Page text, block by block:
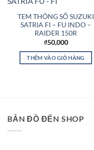
TEM THÔNG SỐ SUZUKI
SATRIA FI – FU INDO –
RAIDER 150R
₫50,000
THÊM VÀO GIỎ HÀNG
BẢN ĐỒ ĐẾN SHOP